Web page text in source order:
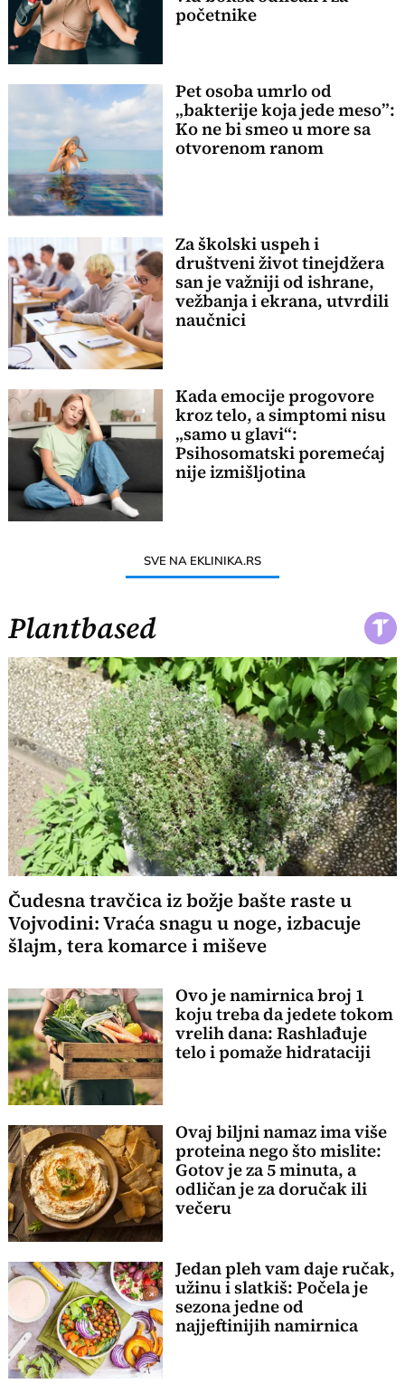
početnike
Pet osoba umrlo od
„bakterije koja jede meso”:
Ko ne bi smeo u more sa
otvorenom ranom
Za školski uspeh i
društveni život tinejdžera
san je važniji od ishrane,
vežbanja i ekrana, utvrdili
naučnici
Kada emocije progovore
kroz telo, a simptomi nisu
„samo u glavi“:
Psihosomatski poremećaj
nije izmišljotina
SVE NA EKLINIKA.RS
Plantbased
Čudesna travčica iz božje bašte raste u
Vojvodini: Vraća snagu u noge, izbacuje
šlajm, tera komarce i miševe
Ovo je namirnica broj 1
koju treba da jedete tokom
vrelih dana: Rashlađuje
telo i pomaže hidrataciji
Ovaj biljni namaz ima više
proteina nego što mislite:
Gotov je za 5 minuta, a
odličan je za doručak ili
večeru
Jedan pleh vam daje ručak,
užinu i slatkiš: Počela je
sezona jedne od
najjeftinijih namirnica